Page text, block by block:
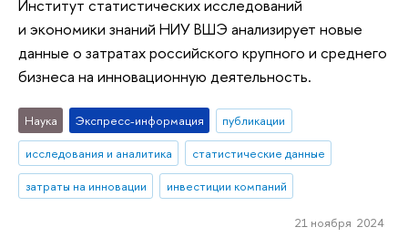
Институт статистических исследований
и экономики знаний НИУ ВШЭ анализирует новые
данные о затратах российского крупного и среднего
бизнеса на инновационную деятельность.
Наука Экспресс-информация
публикации
исследования и аналитика
статистические данные
затраты на инновации
инвестиции компаний
21 ноября 2024